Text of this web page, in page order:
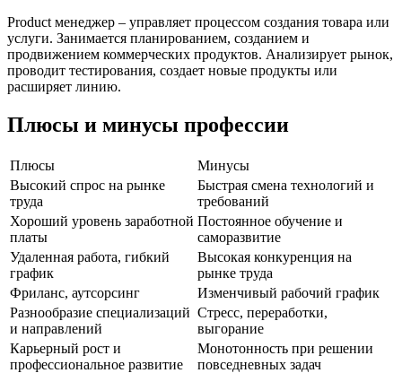
Product менеджер – управляет процессом создания товара или
услуги. Занимается планированием, созданием и
продвижением коммерческих продуктов. Анализирует рынок,
проводит тестирования, создает новые продукты или
расширяет линию.
Плюсы и минусы профессии
Плюсы
Минусы
Высокий спрос на рынке
труда
Быстрая смена технологий и
требований
Хороший уровень заработной
платы
Постоянное обучение и
саморазвитие
Удаленная работа, гибкий
график
Высокая конкуренция на
рынке труда
Фриланс, аутсорсинг
Изменчивый рабочий график
Разнообразие специализаций
и направлений
Стресс, переработки,
выгорание
Карьерный рост и
профессиональное развитие
Монотонность при решении
повседневных задач